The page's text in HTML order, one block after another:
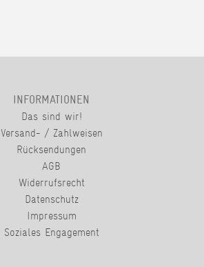
INFORMATIONEN
Das sind wir!
Versand- / Zahlweisen
Rücksendungen
AGB
Widerrufsrecht
Datenschutz
Impressum
Soziales Engagement